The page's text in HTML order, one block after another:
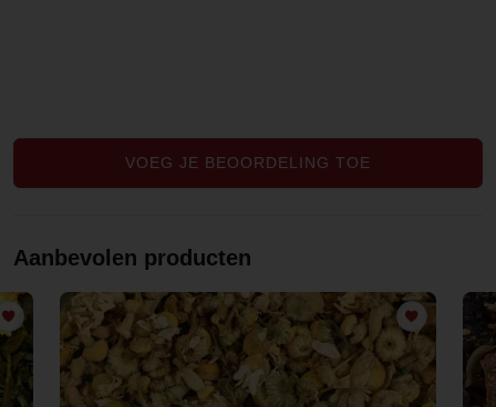
VOEG JE BEOORDELING TOE
Aanbevolen producten